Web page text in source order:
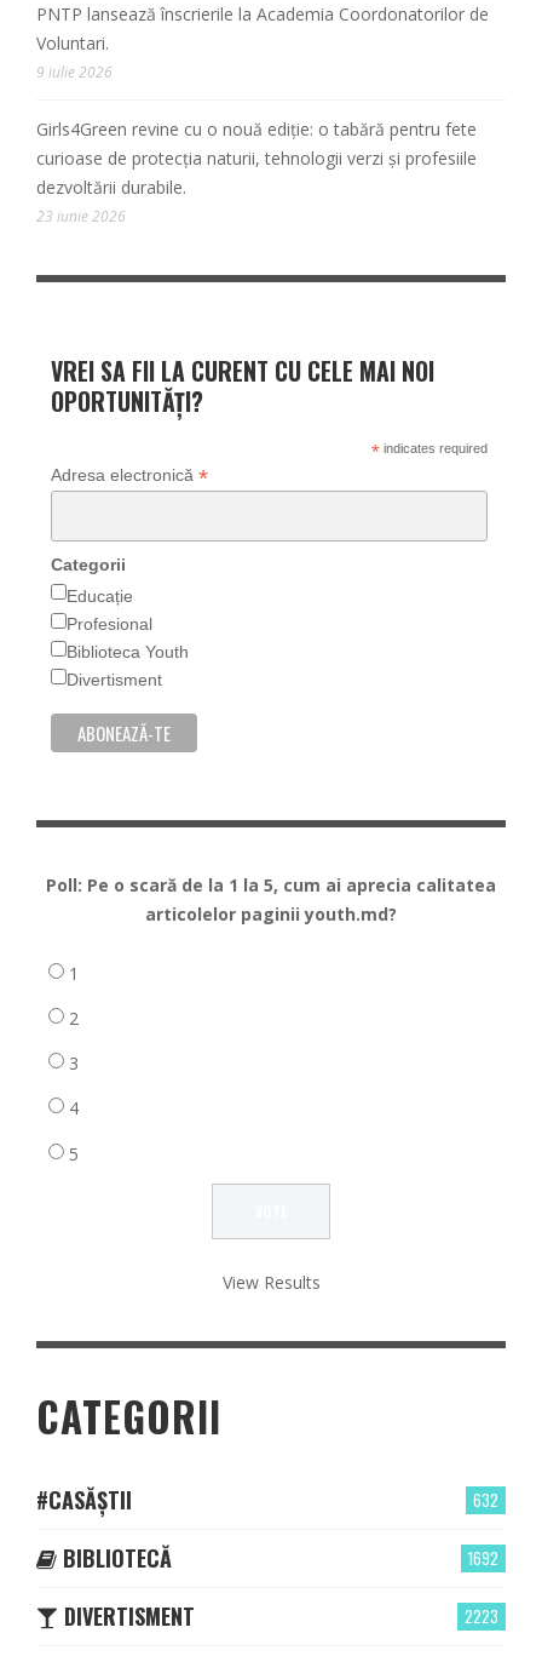
PNTP lansează înscrierile la Academia Coordonatorilor de
Voluntari.
9 iulie 2026
Girls4Green revine cu o nouă ediție: o tabără pentru fete
curioase de protecția naturii, tehnologii verzi și profesiile
dezvoltării durabile.
23 iunie 2026
VREI SA FII LA CURENT CU CELE MAI NOI
OPORTUNITĂȚI?
*indicates required
Adresa electronică *
Categorii
Educație
Profesional
Biblioteca Youth
Divertisment
Poll: Pe o scară de la 1 la 5, cum ai aprecia calitatea
articolelor paginii youth.md?
1
2
3
4
5
View Results
CATEGORII
632
#CASĂȘTII
1692
BIBLIOTECĂ
2223
DIVERTISMENT